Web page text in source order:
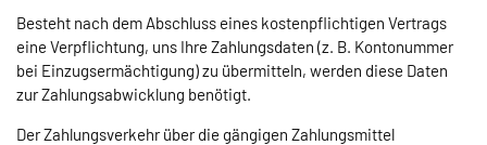
Besteht nach dem Abschluss eines kostenpflichtigen Vertrags
eine Verpflichtung, uns Ihre Zahlungsdaten (z. B. Kontonummer
bei Einzugsermächtigung) zu übermitteln, werden diese Daten
zur Zahlungsabwicklung benötigt.
Der Zahlungsverkehr über die gängigen Zahlungsmittel